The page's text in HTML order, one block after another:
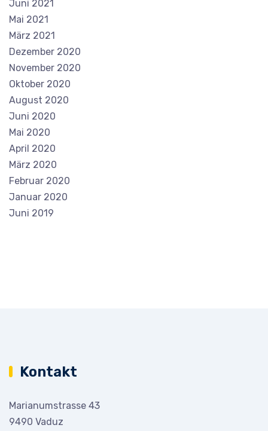
Juni 2021
Mai 2021
März 2021
Dezember 2020
November 2020
Oktober 2020
August 2020
Juni 2020
Mai 2020
April 2020
März 2020
Februar 2020
Januar 2020
Juni 2019
Kontakt
Marianumstrasse 43
9490 Vaduz